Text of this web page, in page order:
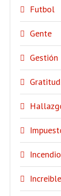
Futbol
Gente
Gestión
Gratitud
Incendio
Increible